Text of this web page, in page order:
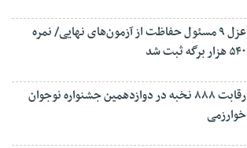
عزل ۹ مسئول حفاظت از آزمون‌های نهایی/ نمره
۵۴۰ هزار برگه ثبت شد
رقابت ۸۸۸ نخبه در دوازدهمین جشنواره نوجوان
خوارزمی